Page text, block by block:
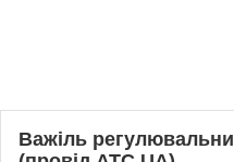
Важіль